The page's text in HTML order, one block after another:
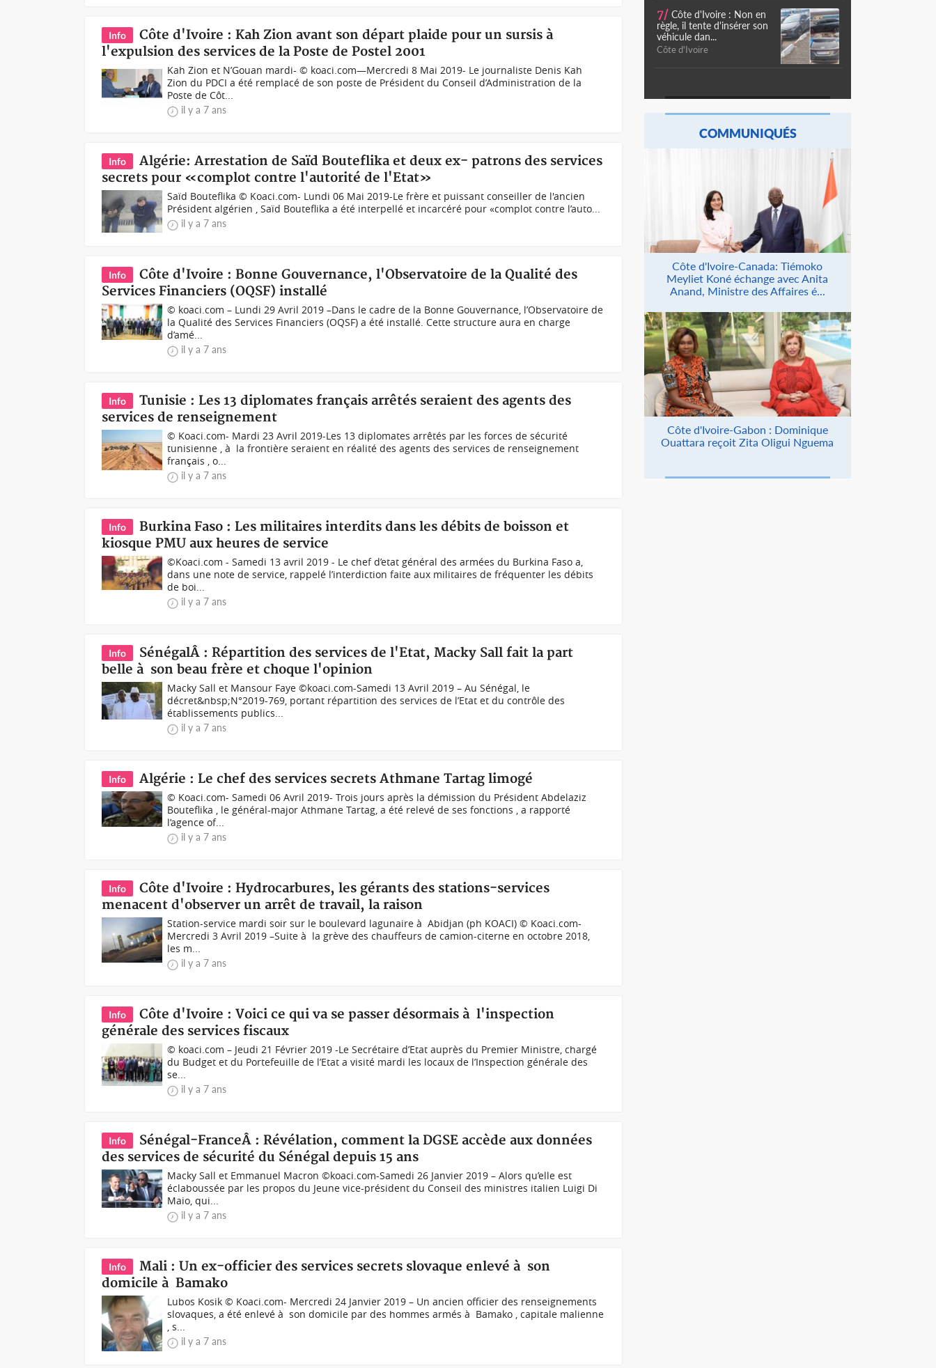
Info
Côte d'Ivoire : Kah Zion avant son départ plaide pour un sursis à
l'expulsion des services de la Poste de Postel 2001
Kah Zion et N’Gouan mardi- © koaci.com—Mercredi 8 Mai 2019- Le journaliste Denis Kah
Zion du PDCI a été remplacé de son poste de Président du Conseil d’Administration de la
Poste de Côt...
il y a 7 ans
Info
Algérie: Arrestation de Saïd Bouteflika et deux ex- patrons des services
secrets pour «complot contre l'autorité de l'Etat»
Saïd Bouteflika © Koaci.com- Lundi 06 Mai 2019-Le frère et puissant conseiller de l'ancien
Président algérien , Saïd Bouteflika a été interpellé et incarcéré pour «complot contre l’auto...
il y a 7 ans
Info
Côte d'Ivoire : Bonne Gouvernance, l'Observatoire de la Qualité des
Services Financiers (OQSF) installé
© koaci.com – Lundi 29 Avril 2019 –Dans le cadre de la Bonne Gouvernance, l’Observatoire de
la Qualité des Services Financiers (OQSF) a été installé. Cette structure aura en charge
d’amé...
il y a 7 ans
Info
Tunisie : Les 13 diplomates français arrêtés seraient des agents des
services de renseignement
© Koaci.com- Mardi 23 Avril 2019-Les 13 diplomates arrêtés par les forces de sécurité
tunisienne , à la frontière seraient en réalité des agents des services de renseignement
français , o...
il y a 7 ans
Info
Burkina Faso : Les militaires interdits dans les débits de boisson et
kiosque PMU aux heures de service
©Koaci.com - Samedi 13 avril 2019 - Le chef d’etat général des armées du Burkina Faso a,
dans une note de service, rappelé l’interdiction faite aux militaires de fréquenter les débits
de boi...
il y a 7 ans
Info
SénégalÂ : Répartition des services de l'Etat, Macky Sall fait la part
belle à son beau frère et choque l'opinion
Macky Sall et Mansour Faye ©koaci.com-Samedi 13 Avril 2019 – Au Sénégal, le
décret&nbsp;N°2019-769, portant répartition des services de l’Etat et du contrôle des
établissements publics...
il y a 7 ans
Info Algérie : Le chef des services secrets Athmane Tartag limogé
© Koaci.com- Samedi 06 Avril 2019- Trois jours après la démission du Président Abdelaziz
Bouteflika , le général-major Athmane Tartag, a été relevé de ses fonctions , a rapporté
l’agence of...
il y a 7 ans
Info
Côte d'Ivoire : Hydrocarbures, les gérants des stations-services
menacent d'observer un arrêt de travail, la raison
Station-service mardi soir sur le boulevard lagunaire à Abidjan (ph KOACI) © Koaci.com-
Mercredi 3 Avril 2019 –Suite à la grève des chauffeurs de camion-citerne en octobre 2018,
les m...
il y a 7 ans
Info
Côte d'Ivoire : Voici ce qui va se passer désormais à l'inspection
générale des services fiscaux
© koaci.com – Jeudi 21 Février 2019 -Le Secrétaire d’Etat auprès du Premier Ministre, chargé
du Budget et du Portefeuille de l’Etat a visité mardi les locaux de l’Inspection générale des
se...
il y a 7 ans
Info
Sénégal-FranceÂ : Révélation, comment la DGSE accède aux données
des services de sécurité du Sénégal depuis 15 ans
Macky Sall et Emmanuel Macron ©koaci.com-Samedi 26 Janvier 2019 – Alors qu’elle est
éclaboussée par les propos du Jeune vice-président du Conseil des ministres italien Luigi Di
Maio, qui...
il y a 7 ans
Info
Mali : Un ex-officier des services secrets slovaque enlevé à son
domicile à Bamako
Lubos Kosik © Koaci.com- Mercredi 24 Janvier 2019 – Un ancien officier des renseignements
slovaques, a été enlevé à son domicile par des hommes armés à Bamako , capitale malienne
, s...
il y a 7 ans
7/ Côte d'Ivoire : Non en
règle, il tente d'insérer son
véhicule dan...
Côte d'Ivoire
COMMUNIQUÉS
Côte d'Ivoire-Canada: Tiémoko
Meyliet Koné échange avec Anita
Anand, Ministre des Affaires é...
Côte d'Ivoire-Gabon : Dominique
Ouattara reçoit Zita Oligui Nguema